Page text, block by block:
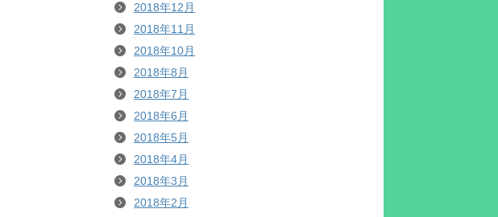
2018年12月
2018年11月
2018年10月
2018年8月
2018年7月
2018年6月
2018年5月
2018年4月
2018年3月
2018年2月